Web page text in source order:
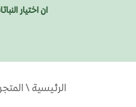
ان اختيار
الرئيسية \ المتجر